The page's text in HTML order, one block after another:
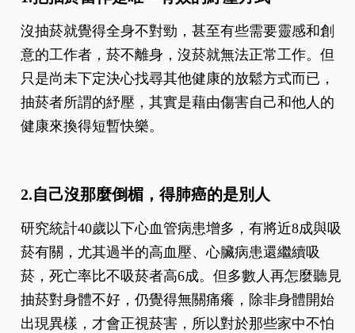
沒抽菸就覺得全身不對勁，甚至有些需要靈感和創
意的工作者，菸不離身，沒菸就無法正常工作。但
只是尚未下定決心找尋其他健康的放鬆方式而已，
抽菸者所謂的紓壓，其實是藉由傷害自己和他人的
健康來換得短暫快樂。
2.自己沒那麼倒楣，得肺癌的是別人
研究統計40歲以下心血管病患增多，有將近8成與吸
菸有關，尤其過半的高血壓、心臟病患還繼續吸
菸，死亡率比不吸菸者高6成。但多數人再怎麼聽見
抽菸對身體不好，仍覺得無關痛癢，除非身體開始
出現異樣，才會正視菸害，所以對於那些家中不怕